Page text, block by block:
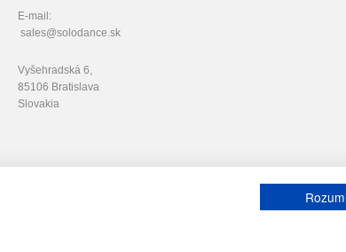
E-mail:
sales@solodance.sk
Vyšehradská 6,
85106 Bratislava
Slovakia